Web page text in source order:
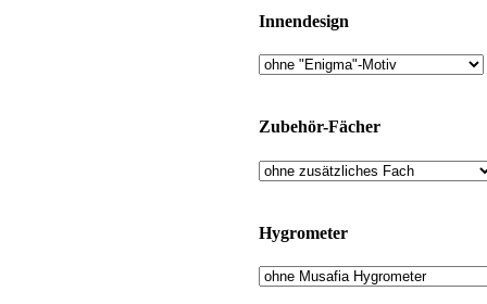
Innendesign
Zubehör-Fächer
Hygrometer